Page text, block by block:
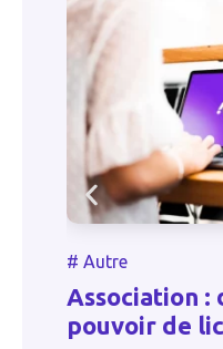
# Autre
Association :
pouvoir de